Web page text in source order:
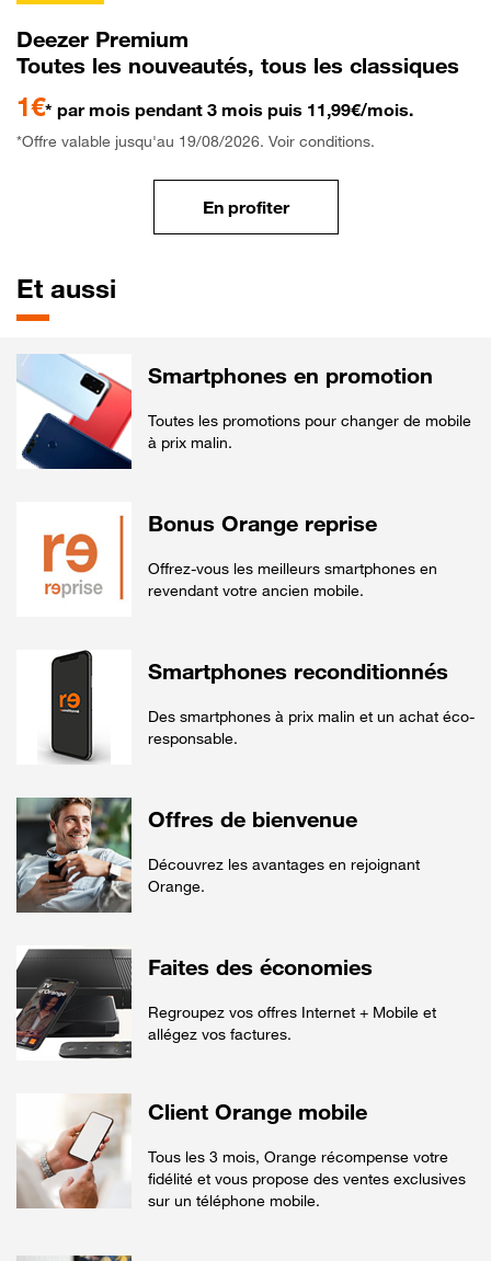
Deezer Premium
Toutes les nouveautés, tous les classiques
1€* par mois pendant 3 mois puis 11,99€/mois.
*Offre valable jusqu'au 19/08/2026. Voir conditions.
En profiter
Et aussi
Smartphones en promotion
Toutes les promotions pour changer de mobile
à prix malin.
Bonus Orange reprise
Offrez-vous les meilleurs smartphones en
revendant votre ancien mobile.
Smartphones reconditionnés
Des smartphones à prix malin et un achat éco-
responsable.
Offres de bienvenue
Découvrez les avantages en rejoignant
Orange.
Faites des économies
Regroupez vos offres Internet + Mobile et
allégez vos factures.
Client Orange mobile
Tous les 3 mois, Orange récompense votre
fidélité et vous propose des ventes exclusives
sur un téléphone mobile.